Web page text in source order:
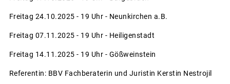
Freitag 24.10.2025 - 19 Uhr - Neunkirchen a.B.
Freitag 07.11.2025 - 19 Uhr - Heiligenstadt
Freitag 14.11.2025 - 19 Uhr - Gößweinstein
Referentin: BBV Fachberaterin und Juristin Kerstin Nestrojil